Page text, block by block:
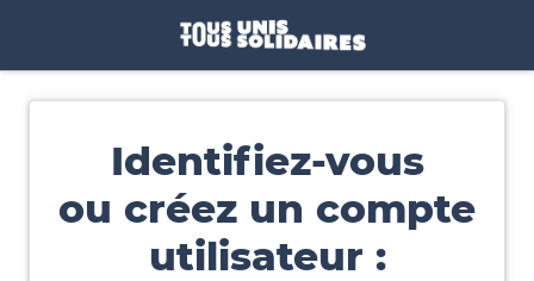
Identifiez-vous
ou créez un compte
utilisateur :